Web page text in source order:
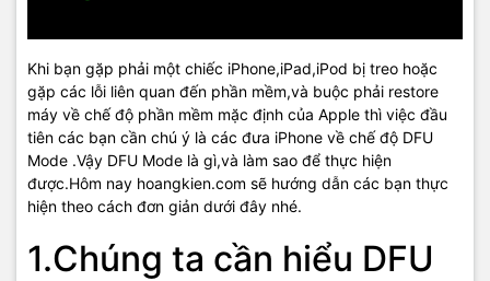
Khi bạn gặp phải một chiếc iPhone,iPad,iPod bị treo hoặc
gặp các lỗi liên quan đến phần mềm,và buộc phải restore
máy về chế độ phần mềm mặc định của Apple thì việc đầu
tiên các bạn cần chú ý là các đưa iPhone về chế độ DFU
Mode .Vậy DFU Mode là gì,và làm sao để thực hiện
được.Hôm nay hoangkien.com sẽ hướng dẫn các bạn thực
hiện theo cách đơn giản dưới đây nhé.
1.Chúng ta cần hiểu DFU